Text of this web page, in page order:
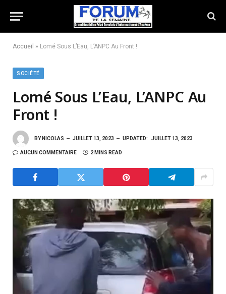
Accueil » Lomé Sous L’Eau, L’ANPC Au Front !
SOCIÉTÉ
Lomé Sous L’Eau, L’ANPC Au
Front !
BY NICOLAS JUILLET 13, 2023 UPDATED: JUILLET 13, 2023
AUCUN COMMENTAIRE 2 MINS READ